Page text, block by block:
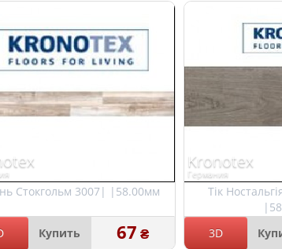
Стокгольм 3007| |58.00мм
Купить 67 ₴
Тік
Kronotex
Германия
3D